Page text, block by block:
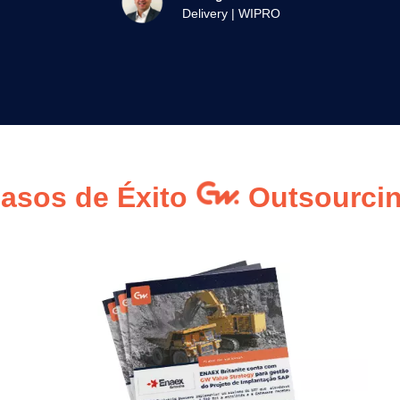
Delivery | WIPRO
de Éxito